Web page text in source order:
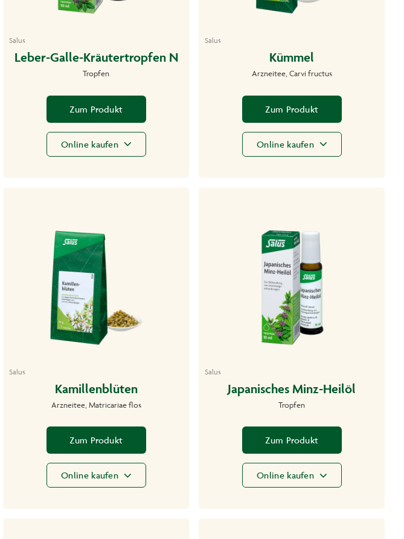
Salus
Leber-Galle-Kräutertropfen N
Tropfen
Zum Produkt
Online kaufen
Salus
Kümmel
Arzneitee, Carvi fructus
Zum Produkt
Online kaufen
Salus
Kamillenblüten
Arzneitee, Matricariae flos
Zum Produkt
Online kaufen
Salus
Japanisches Minz-Heilöl
Tropfen
Zum Produkt
Online kaufen